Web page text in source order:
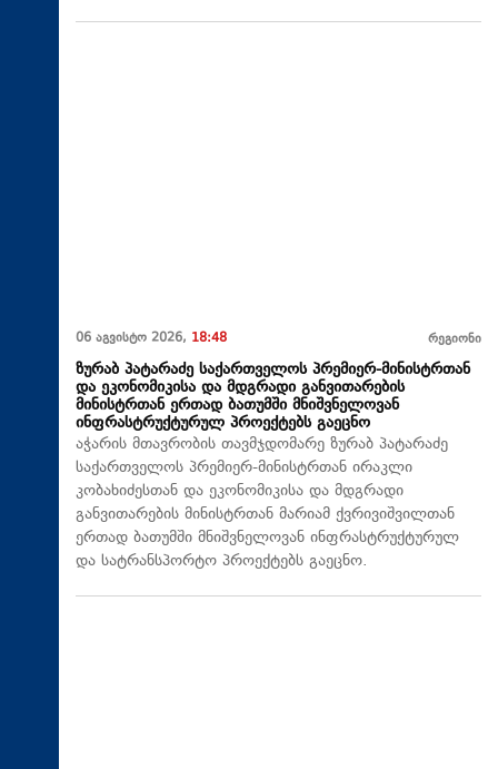
06 აგვისტო 2026, 18:48 რეგიონი
ზურაბ პატარაძე საქართველოს პრემიერ-მინისტრთან
და ეკონომიკისა და მდგრადი განვითარების
მინისტრთან ერთად ბათუმში მნიშვნელოვან
ინფრასტრუქტურულ პროექტებს გაეცნო
აჭარის მთავრობის თავმჯდომარე ზურაბ პატარაძე
საქართველოს პრემიერ-მინისტრთან ირაკლი
კობახიძესთან და ეკონომიკისა და მდგრადი
განვითარების მინისტრთან მარიამ ქვრივიშვილთან
ერთად ბათუმში მნიშვნელოვან ინფრასტრუქტურულ
და სატრანსპორტო პროექტებს გაეცნო.